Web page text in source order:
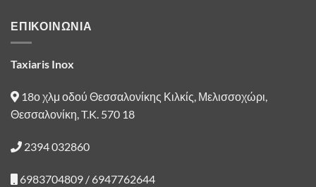
ΕΠΙΚΟΙΝΩΝΙΑ
Taxiaris Inox
18ο χλμ οδού Θεσσαλονίκης Κιλκίς, Μελισσοχώρι,
Θεσσαλονίκη, T.K. 570 18
2394 032860
6983704809 / 6947762644